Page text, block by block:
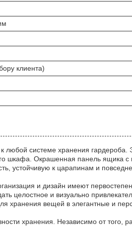
клиента)
системе хранения гардероба.
шкафа. Окрашенная панель ящика с
устойчивую к царапинам и
и дизайн имеют
целостное и визуально
хранения вещей в элегантные и
хранения. Независимо от того,